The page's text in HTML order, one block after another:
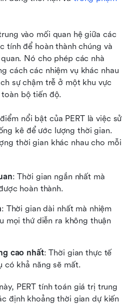
vào mối quan hệ giữa các
quan. Nó cho phép các nhà
cách các nhiệm vụ khác nhau
sự chậm trễ ở một khu vực
bộ tiến độ.
nổi bật của PERT là việc sử
kê để ước lượng thời gian.
thời gian khác nhau cho mỗi
: Thời gian ngắn nhất mà
hoàn thành.
: Thời gian dài nhất mà nhiệm
mọi thứ diễn ra không thuận
cao nhất: Thời gian thực tế
có khả năng sẽ mất.
PERT tính toán giá trị trung
định khoảng thời gian dự kiến